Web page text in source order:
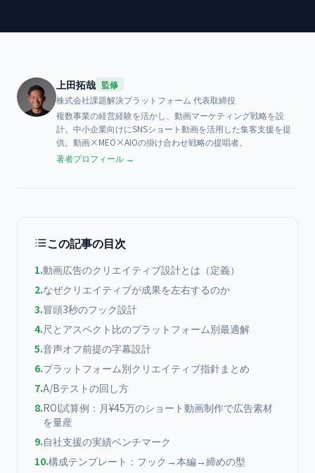
上田拓哉 監修
株式会社課題解決プラットフォーム 代表取締役
複数事業の経営経験を活かし、動画マーケティング戦略を設
計。中小企業向けにSNSショート動画を活用した集客支援を提
供。動画×MEO×AIOの掛け合わせ戦略の提唱者。
著者プロフィール →
この記事の目次
1.動画広告のクリエイティブ設計とは（定義）
2.なぜクリエイティブが成果を左右するのか
3.冒頭3秒のフック設計
4.尺とアスペクト比のプラットフォーム別最適解
5.音声オフ前提の字幕設計
6.プラットフォーム別クリエイティブ指針まとめ
7.A/Bテストの回し方
8.ROI試算例：月¥45万のショート動画制作で広告素材
を量産
9.自社支援の実績ベンチマーク
10.構成テンプレート：フック→本編→締めの型